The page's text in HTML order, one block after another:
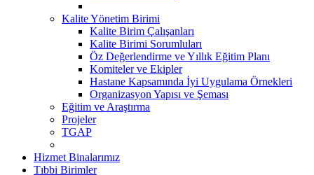
Kalite Yönetim Birimi
Kalite Birim Çalışanları
Kalite Birimi Sorumluları
Öz Değerlendirme ve Yıllık Eğitim Planı
Komiteler ve Ekipler
Hastane Kapsamında İyi Uygulama Örnekleri
Organizasyon Yapısı ve Şeması
Eğitim ve Araştırma
Projeler
TGAP
Hizmet Binalarımız
Tıbbi Birimler